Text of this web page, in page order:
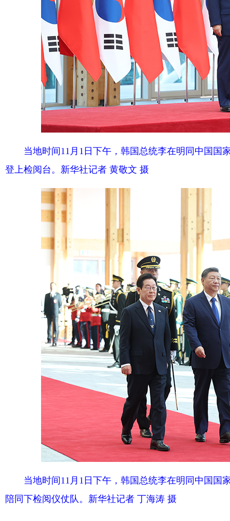
当地时间11月1日下午，韩国总统李在明同中国国
登上检阅台。新华社记者 黄敬文 摄
当地时间11月1日下午，韩国总统李在明同中国国
陪同下检阅仪仗队。新华社记者 丁海涛 摄